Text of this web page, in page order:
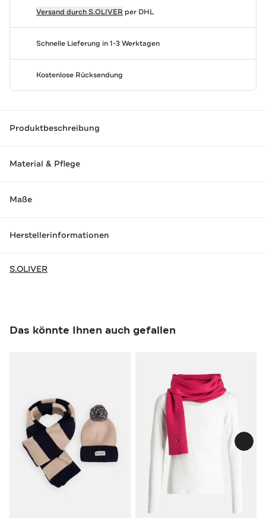
Versand durchS.OLIVER per DHL
Schnelle Lieferung in 1-3 Werktagen
Kostenlose Rücksendung
Produktbeschreibung
Material & Pflege
Maße
Herstellerinformationen
S.OLIVER
Das könnte Ihnen auch gefallen